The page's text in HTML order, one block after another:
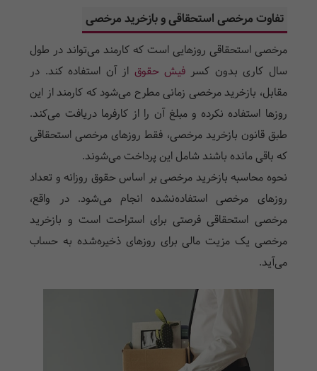
تفاوت مرخصی استحقاقی و بازخرید مرخصی
مرخصی استحقاقی روزهایی است که کارمند می‌تواند در طول
سال کاری بدون کسرفیش حقوق از آن استفاده کند. در
مقابل، بازخرید مرخصی زمانی مطرح می‌شود که کارمند از این
روزها استفاده نکرده و مبلغ آن را از کارفرما دریافت می‌کند.
طبق قانون بازخرید مرخصی، فقط روزهای مرخصی استحقاقی
که باقی مانده باشند شامل این پرداخت می‌شوند.
نحوه محاسبه بازخرید مرخصی بر اساس حقوق روزانه و تعداد
روزهای مرخصی استفاده‌نشده انجام می‌شود. در واقع،
مرخصی استحقاقی فرصتی برای استراحت است و بازخرید
مرخصی یک مزیت مالی برای روزهای ذخیره‌شده به حساب
می‌آید.